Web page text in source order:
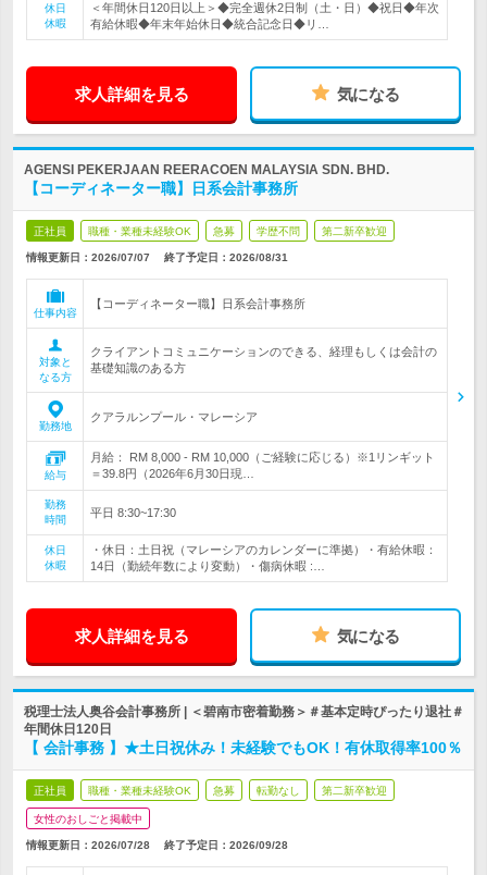
休日
休暇
＜年間休日120日以上＞◆完全週休2日制（土・日）◆祝日◆年次
有給休暇◆年末年始休日◆統合記念日◆リ…
求人詳細を見る 気になる
AGENSI PEKERJAAN REERACOEN MALAYSIA SDN. BHD.
【コーディネーター職】日系会計事務所
正社員 職種・業種未経験OK 急募 学歴不問 第二新卒歓迎
情報更新日：2026/07/07 終了予定日： 2026/08/31
仕事内容
【コーディネーター職】日系会計事務所
対象と
なる方
クライアントコミュニケーションのできる、経理もしくは会計の
基礎知識のある方
勤務地
クアラルンプール・マレーシア
給与
月給： RM 8,000 - RM 10,000（ご経験に応じる）※1リンギット
＝39.8円（2026年6月30日現…
勤務
時間
平日 8:30~17:30
休日
休暇
・休日：土日祝（マレーシアのカレンダーに準拠）・有給休暇：
14日（勤続年数により変動）・傷病休暇 :…
求人詳細を見る 気になる
税理士法人奥谷会計事務所 | ＜碧南市密着勤務＞＃基本定時ぴったり退社＃
年間休日120日
【 会計事務 】★土日祝休み！未経験でもOK！有休取得率100％
正社員 職種・業種未経験OK 急募 転勤なし 第二新卒歓迎
女性のおしごと掲載中
情報更新日：2026/07/28 終了予定日： 2026/09/28